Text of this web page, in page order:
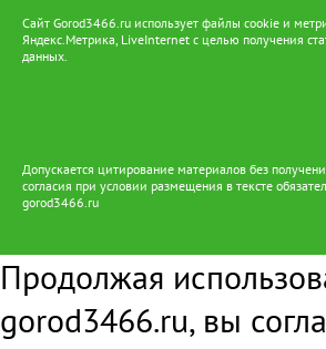
Сайт Gorod3466.ru использует файлы cookie и
Яндекс.Метрика, LiveInternet с целью получения
данных.
Допускается цитирование материалов без
согласия при условии размещения в тексте
gorod3466.ru
Продолжая
gorod3466.ru, вы